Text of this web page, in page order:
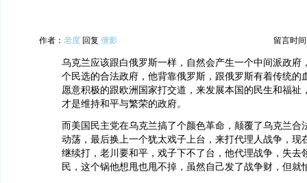
作者： 老度 回复 倩影 留言时间
乌克兰应该跟白俄罗斯一样，自然会产生一个中间派政府
个民选的合法政府，他背靠俄罗斯，跟俄罗斯有着传统的
愿意积极的跟欧洲国家打交道，来发展本国的民生和福祉
才是维持和平与繁荣的政府。
而美国民主党在乌克兰搞了个颜色革命，颠覆了乌克兰合
动荡，最后换上一个犹太戏子上台，来打代理人战争，现
继续打，老川要和平，戏子下不了台，他代理战争，失去
民，这个锅他想甩也甩不掉，虽然自己发了战争财，但就